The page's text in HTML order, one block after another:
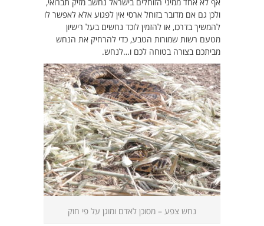
ולכן גם אם מדובר בזוחל ארסי אין לפגוע אלא לאפשר לו
להמשיך בדרכו, או להזמין לוכד נחשים בעל רישיון
מטעם רשות שמורות הטבע, כדי להרחיק את הנחש
מביתכם בצורה בטוחה לכם ו…לנחש.
נחש צפע – מסוכן לאדם ומוגן על פי חוק